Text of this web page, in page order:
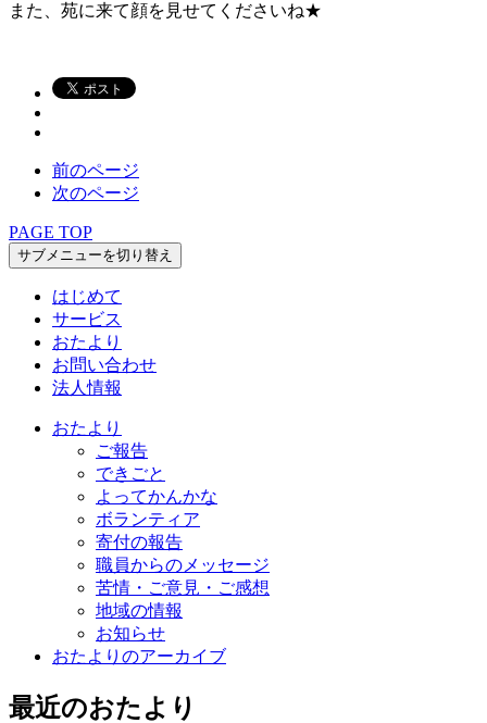
また、苑に来て顔を見せてくださいね★
前のページ
次のページ
PAGE TOP
サブメニューを切り替え
はじめて
サービス
おたより
お問い合わせ
法人情報
おたより
ご報告
できごと
よってかんかな
ボランティア
寄付の報告
職員からのメッセージ
苦情・ご意見・ご感想
地域の情報
お知らせ
おたよりのアーカイブ
最近のおたより